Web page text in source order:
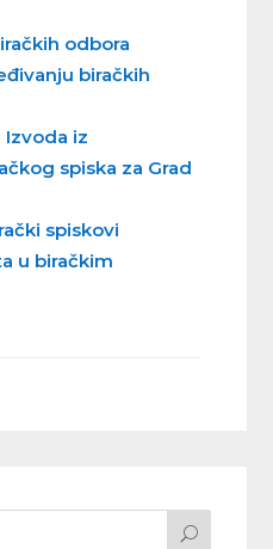
odbora
biračkih
Izvoda iz
spiska za Grad
spiskovi
u biračkim